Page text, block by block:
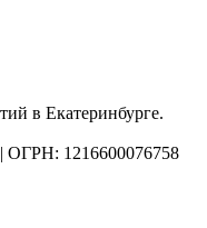
в Екатеринбурге.
ОГРН: 1216600076758